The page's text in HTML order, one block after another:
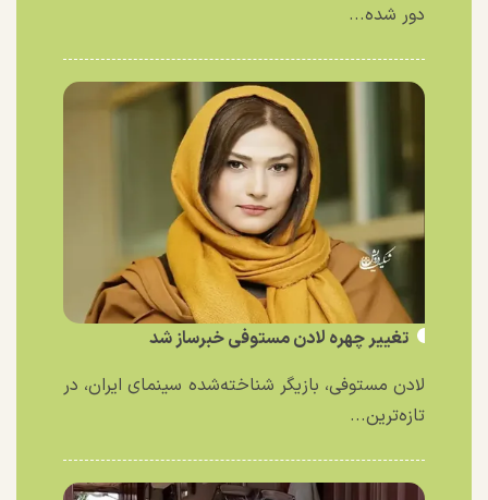
دور شده...
تغییر چهره لادن مستوفی خبرساز شد
لادن مستوفی، بازیگر شناخته‌شده سینمای ایران، در
تازه‌ترین...